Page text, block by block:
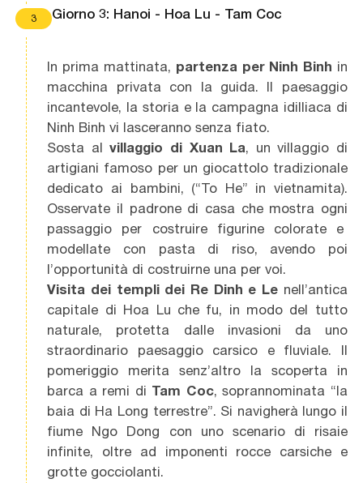
3 Giorno 3: Hanoi - Hoa Lu - Tam Coc
In prima mattinata, partenza per Ninh Binh in
macchina privata con la guida. Il paesaggio
incantevole, la storia e la campagna idilliaca di
Ninh Binh vi lasceranno senza fiato.
Sosta alvillaggio di Xuan La, un villaggio di
artigiani famoso per un giocattolo tradizionale
dedicato ai bambini, (“To He” in vietnamita).
Osservate il padrone di casa che mostra ogni
passaggio per costruire figurine colorate e
modellate con pasta di riso, avendo poi
l’opportunità di costruirne una per voi.
Visita dei templidei Re Dinh e Le nell’antica
capitale di Hoa Lu che fu, in modo del tutto
naturale, protetta dalle invasioni da uno
straordinario paesaggio carsico e fluviale. Il
pomeriggio merita senz’altro la scoperta in
barca a remi di Tam Coc, soprannominata “la
baia di Ha Long terrestre”. Si navigherà lungo il
fiume Ngo Dong con uno scenario di risaie
infinite, oltre ad imponenti rocce carsiche e
grotte gocciolanti.